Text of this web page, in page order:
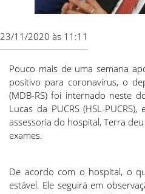
23/11/2020 às 11:11
Pouco mais de uma semana
positivo para coronavírus, o
(MDB-RS) foi internado neste
Lucas da PUCRS (HSL-
assessoria do hospital, Terra
exames.
De acordo com o hospital, o
estável. Ele seguirá em